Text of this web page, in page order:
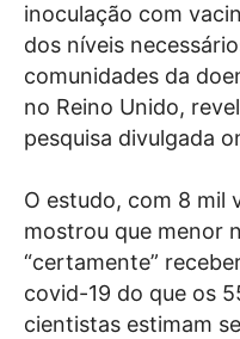
inoculação com
dos níveis
comunidades da
no Reino Unido,
pesquisa divulgada
O estudo, com 8 mil
mostrou que menor
“certamente”
covid-19 do que os
cientistas estimam